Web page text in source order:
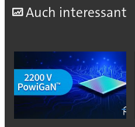
Auch interessant